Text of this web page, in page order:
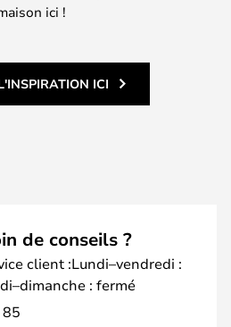
ici !
ICI
de conseils ?
client :Lundi–vendredi :
: fermé